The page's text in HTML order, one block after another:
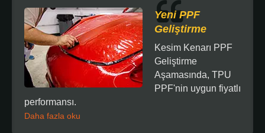
Yeni PPF
Geliştirme
Kesim Kenarı PPF
Geliştirme
Aşamasında, TPU
PPF'nin uygun fiyatlı
performansı.
Daha fazla oku